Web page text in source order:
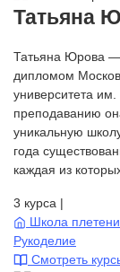
Татьяна
Татьяна Юрова —
дипломом
университета
преподаванию
уникальную
года
каждая из
3 курса |
Школа
Рукоделие
Смотреть